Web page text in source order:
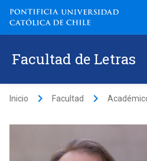
Facultad de Letras
Inicio keyboard_arrow_right Facultad keyboard_arrow_right